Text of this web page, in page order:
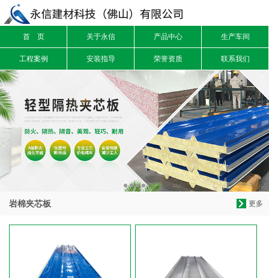
首 页 关于永信 产品中心 生产车间
工程案例 安装指导 荣誉资质 联系我们
更多
岩棉夹芯板
信息搜索
搜索